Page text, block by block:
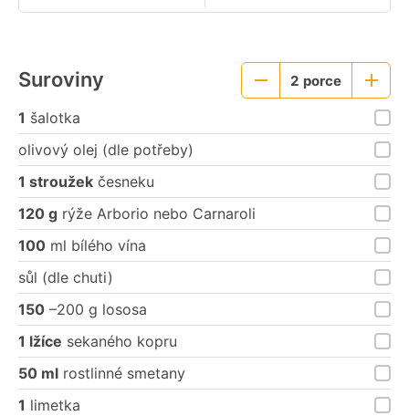
Suroviny
Menší
2 porce
Větší
porce
1 šalotka
olivový olej (dle potřeby)
1 stroužek česneku
120 g rýže Arborio nebo Carnaroli
100 ml bílého vína
sůl (dle chuti)
150 –200 g lososa
1 lžíce sekaného kopru
50 ml rostlinné smetany
1 limetka